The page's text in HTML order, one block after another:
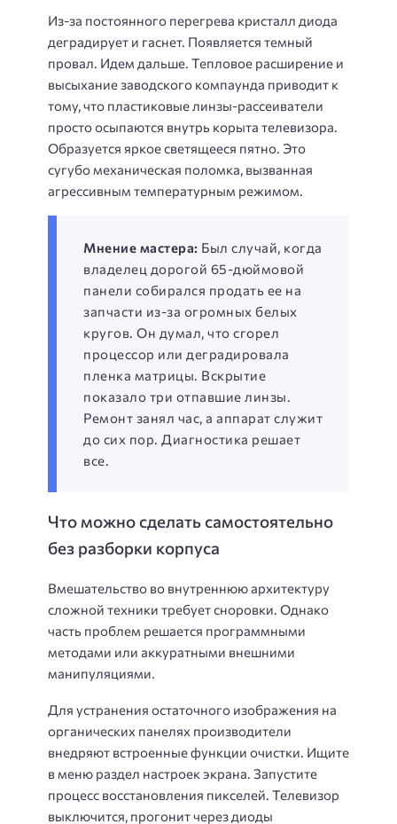
Из-за постоянного перегрева кристалл диода
деградирует и гаснет. Появляется темный
провал. Идем дальше. Тепловое расширение и
высыхание заводского компаунда приводит к
тому, что пластиковые линзы-рассеиватели
просто осыпаются внутрь корыта телевизора.
Образуется яркое светящееся пятно. Это
сугубо механическая поломка, вызванная
агрессивным температурным режимом.
Мнение мастера: Был случай, когда
владелец дорогой 65-дюймовой
панели собирался продать ее на
запчасти из-за огромных белых
кругов. Он думал, что сгорел
процессор или деградировала
пленка матрицы. Вскрытие
показало три отпавшие линзы.
Ремонт занял час, а аппарат служит
до сих пор. Диагностика решает
все.
Что можно сделать самостоятельно
без разборки корпуса
Вмешательство во внутреннюю архитектуру
сложной техники требует сноровки. Однако
часть проблем решается программными
методами или аккуратными внешними
манипуляциями.
Для устранения остаточного изображения на
органических панелях производители
внедряют встроенные функции очистки. Ищите
в меню раздел настроек экрана. Запустите
процесс восстановления пикселей. Телевизор
выключится, прогонит через диоды